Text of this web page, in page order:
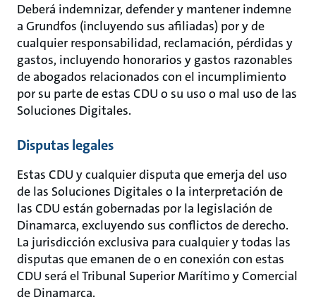
Deberá indemnizar, defender y mantener indemne
a Grundfos (incluyendo sus afiliadas) por y de
cualquier responsabilidad, reclamación, pérdidas y
gastos, incluyendo honorarios y gastos razonables
de abogados relacionados con el incumplimiento
por su parte de estas CDU o su uso o mal uso de las
Soluciones Digitales.
Disputas legales
Estas CDU y cualquier disputa que emerja del uso
de las Soluciones Digitales o la interpretación de
las CDU están gobernadas por la legislación de
Dinamarca, excluyendo sus conflictos de derecho.
La jurisdicción exclusiva para cualquier y todas las
disputas que emanen de o en conexión con estas
CDU será el Tribunal Superior Marítimo y Comercial
de Dinamarca.